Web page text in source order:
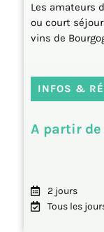
Les amateurs
ou court
vins de
INFOS &
A partir de
2 jours
Tous les